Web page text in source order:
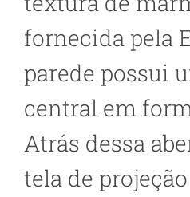
fornecida pela
parede possui
central em
Atrás dessa
tela de